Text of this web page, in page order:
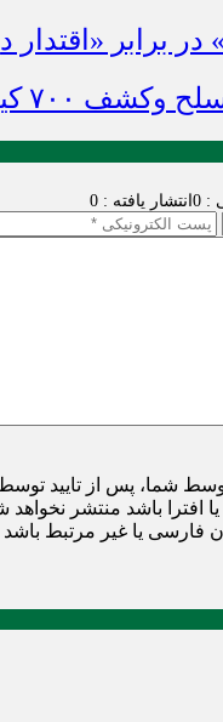
در برابر
مواد مخدر
0 انتشار یافته : 0
شما، پس از تایید
افترا باشد منتشر نخواهد
فارسی یا غیر مرتبط